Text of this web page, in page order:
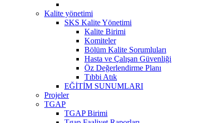
Kalite yönetimi
SKS Kalite Yönetimi
Kalite Birimi
Komiteler
Bölüm Kalite Sorumluları
Hasta ve Çalışan Güvenliği
Öz Değerlendirme Planı
Tıbbi Atık
EĞİTİM SUNUMLARI
Projeler
TGAP
TGAP Birimi